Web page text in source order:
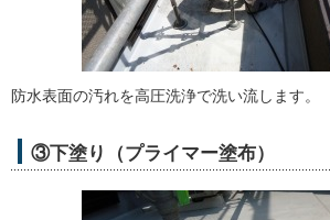
防水表面の汚れを高圧洗浄で洗い流します。
③下塗り（プライマー塗布）